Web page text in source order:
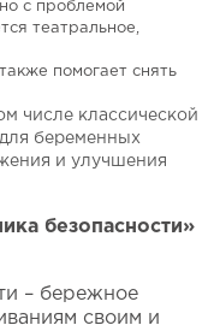
с проблемой
театральное,
помогает снять
числе классической
беременных
и улучшения
безопасности»
– бережное
своим и